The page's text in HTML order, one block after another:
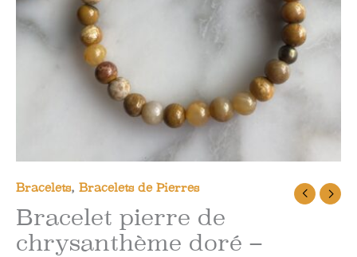
Bracelets, Bracelets de Pierres
Bracelet pierre de
chrysanthème doré –